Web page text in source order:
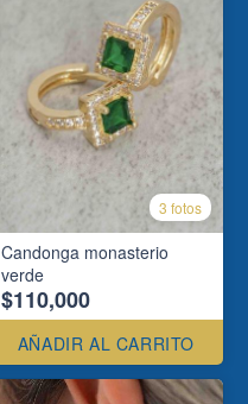
3 fotos
Candonga monasterio
verde
$110,000
AÑADIR AL CARRITO